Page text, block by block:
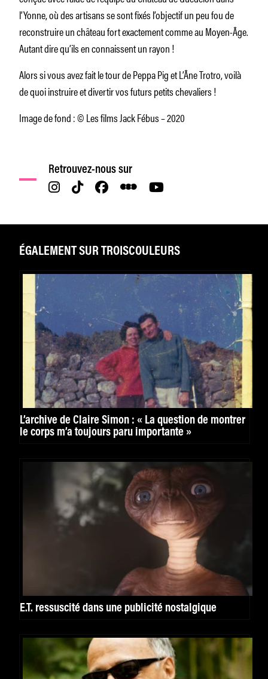
l’Yonne, où des artisans se sont fixés l’objectif un peu fou de
reconstruire un château fort exactement comme au Moyen-Âge.
Autant dire qu’ils en connaissent un rayon !
Alors si vous avez fait le tour de Peppa Pig et L’Âne Trotro, voilà
de quoi instruire et divertir vos futurs petits chevaliers !
Image de fond : © Les films Jack Fébus – 2020
Retrouvez-nous sur
ÉGALEMENT SUR TROISCOULEURS
L’archive de Claire Simon : « La question de montrer
le corps m’a toujours paru importante »
E.T. ressuscité dans une publicité nostalgique